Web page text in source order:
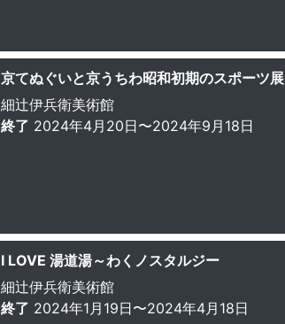
京てぬぐいと京うちわ昭和初期のスポーツ展
細辻伊兵衛美術館
終了 2024年4月20日〜2024年9月18日
I LOVE 湯道湯～わくノスタルジー
細辻伊兵衛美術館
終了 2024年1月19日〜2024年4月18日